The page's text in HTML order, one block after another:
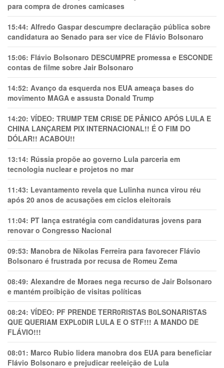
para compra de drones camicases
15:44: Alfredo Gaspar descumpre declaração pública sobre
candidatura ao Senado para ser vice de Flávio Bolsonaro
15:06: Flávio Bolsonaro DESCUMPRE promessa e ESCONDE
contas de filme sobre Jair Bolsonaro
14:52: Avanço da esquerda nos EUA ameaça bases do
movimento MAGA e assusta Donald Trump
14:20: VÍDEO: TRUMP TEM CRlSE DE PÂNlCO APÓS LULA E
CHINA LANÇAREM PIX INTERNACIONAL!! É O FIM DO
DÓLAR!! ACABOU!!
13:14: Rússia propõe ao governo Lula parceria em
tecnologia nuclear e projetos no mar
11:43: Levantamento revela que Lulinha nunca virou réu
após 20 anos de acusações em ciclos eleitorais
11:04: PT lança estratégia com candidaturas jovens para
renovar o Congresso Nacional
09:53: Manobra de Nikolas Ferreira para favorecer Flávio
Bolsonaro é frustrada por recusa de Romeu Zema
08:49: Alexandre de Moraes nega recurso de Jair Bolsonaro
e mantém proibição de visitas políticas
08:24: VÍDEO: PF PRENDE TERR0RlSTAS B0LSONARlSTAS
QUE QUERIAM EXPL0DlR LULA E O STF!!! A MANDO DE
FLÁVIO!!!
08:01: Marco Rubio lidera manobra dos EUA para beneficiar
Flávio Bolsonaro e prejudicar reeleição de Lula